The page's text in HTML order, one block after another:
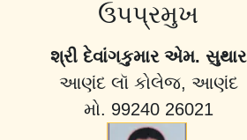
ઉપપ્રમુખ
શ્રી દેવાંગકુમાર એમ. સુથાર
આણંદ લૉ કોલેજ, આણંદ
મો. 99240 26021